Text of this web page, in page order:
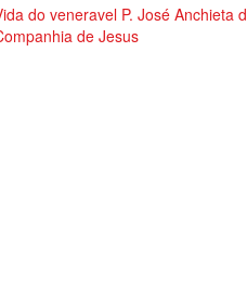
do veneravel P. José Anchieta
de Jesus